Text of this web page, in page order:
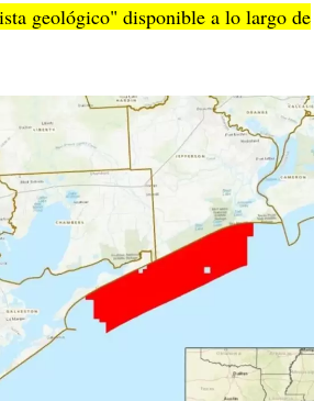
geológico" disponible a lo largo de